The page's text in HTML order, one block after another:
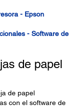
- Epson
- Software de
de papel
de papel
con el software de